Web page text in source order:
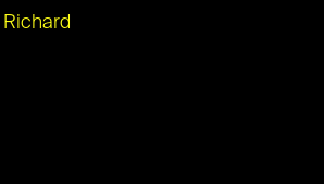
Richard